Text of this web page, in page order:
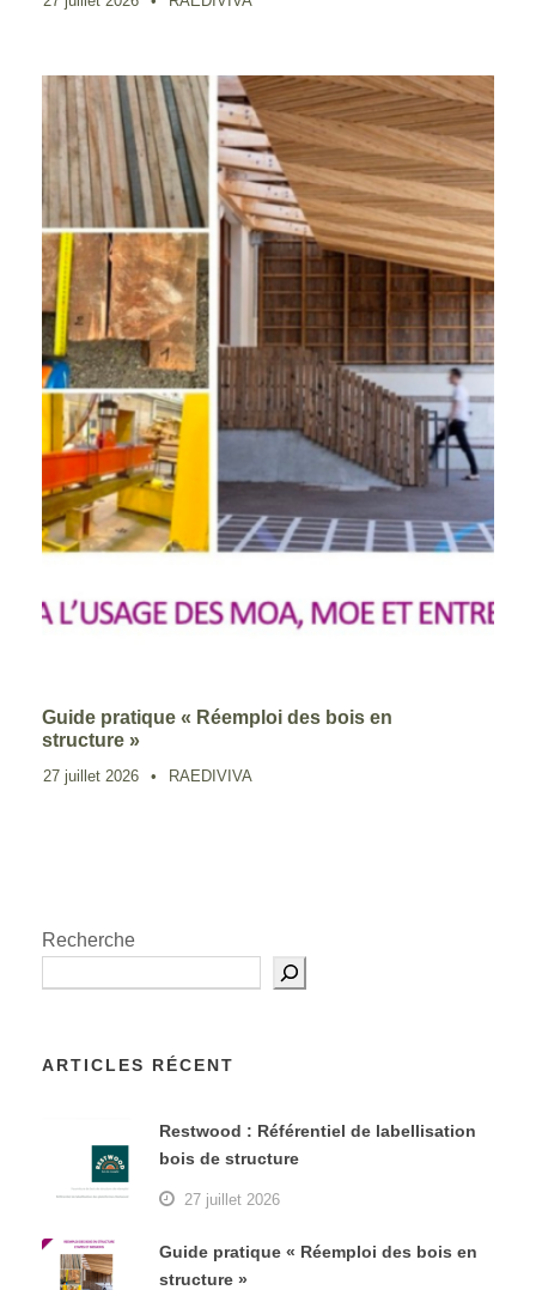
Guide pratique « Réemploi des bois en
structure »
27 juillet 2026 • RAEDIVIVA
Recherche
ARTICLES RÉCENT
Restwood : Référentiel de labellisation
bois de structure
27 juillet 2026
Guide pratique « Réemploi des bois en
structure »